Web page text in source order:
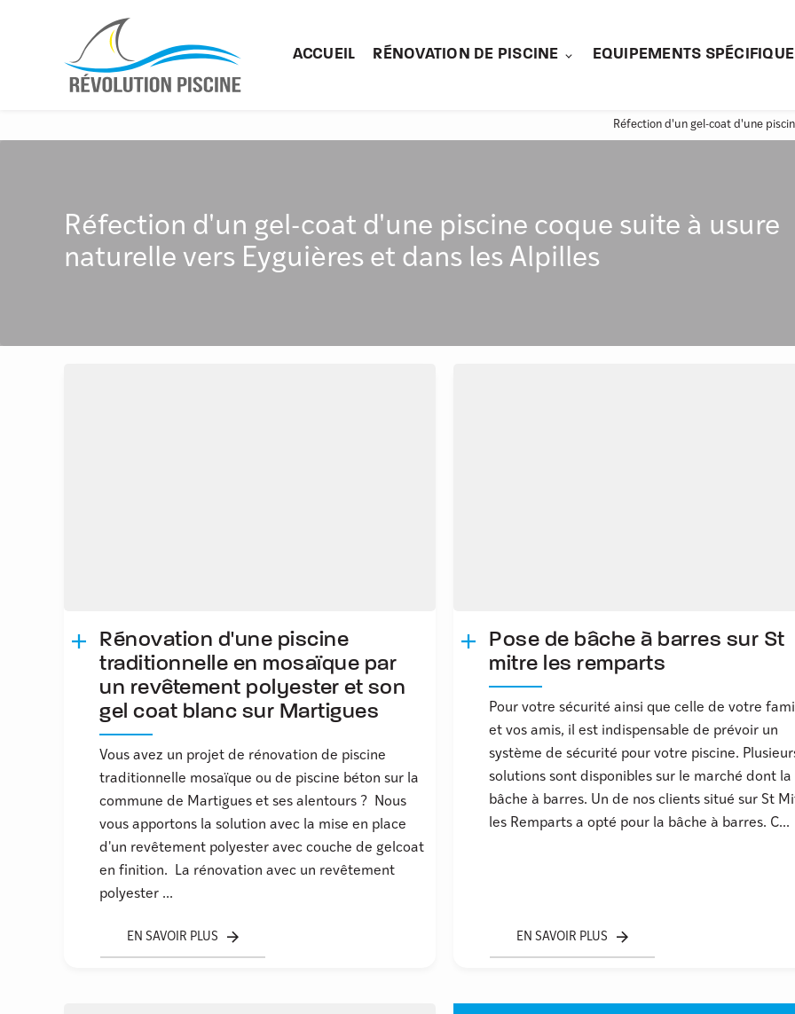
ACCUEIL RÉNOVATION DE PISCINE EQUIPEMENTS
Réfection d'un gel-coat d'une
Réfection d'un gel-coat d'une piscine coque suite à usure
naturelle vers Eyguières et dans les Alpilles
Rénovation d'une piscine
traditionnelle en mosaïque par
un revêtement polyester et son
gel coat blanc sur Martigues
Vous avez un projet de rénovation de piscine
traditionnelle mosaïque ou de piscine béton sur la
commune de Martigues et ses alentours ? Nous
vous apportons la solution avec la mise en place
d'un revêtement polyester avec couche de gelcoat
en finition. La rénovation avec un revêtement
polyester ...
EN SAVOIR PLUS
Pose de bâche à barres sur St
mitre les remparts
Pour votre sécurité ainsi que celle de votre
et vos amis, il est indispensable de prévoir un
système de sécurité pour votre piscine.
solutions sont disponibles sur le marché dont la
bâche à barres. Un de nos clients situé sur St
les Remparts a opté pour la bâche à barres. C...
EN SAVOIR PLUS